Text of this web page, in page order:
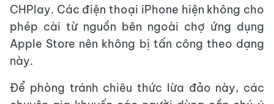
CHPlay. Các điện thoại iPhone hiện không cho
phép cài từ nguồn bên ngoài chợ ứng dụng
Apple Store nên không bị tấn công theo dạng
này.
Để phòng tránh chiêu thức lừa đảo này, các